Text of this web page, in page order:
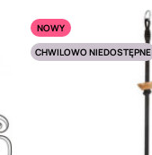
NOWY
CHWILOWO NIEDOSTĘPNE